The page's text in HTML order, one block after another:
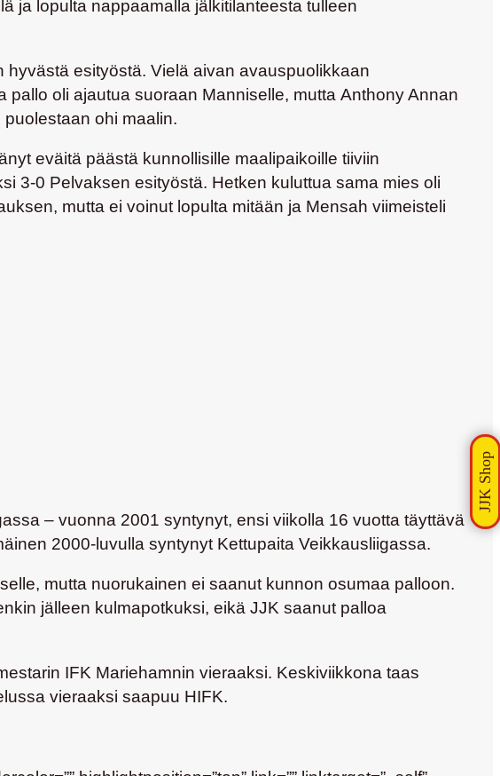
ja lopulta nappaamalla jälkitilanteesta tulleen
hyvästä esityöstä. Vielä aivan avauspuolikkaan
pallo oli ajautua suoraan Manniselle, mutta Anthony Annan
puolestaan ohi maalin.
eväitä päästä kunnollisille maalipaikoille tiiviin
3-0 Pelvaksen esityöstä. Hetken kuluttua sama mies oli
mutta ei voinut lopulta mitään ja Mensah viimeisteli
– vuonna 2001 syntynyt, ensi viikolla 16 vuotta täyttävä
2000-luvulla syntynyt Kettupaita Veikkausliigassa.
mutta nuorukainen ei saanut kunnon osumaa palloon.
jälleen kulmapotkuksi, eikä JJK saanut palloa
IFK Mariehamnin vieraaksi. Keskiviikkona taas
vieraaksi saapuu HIFK.